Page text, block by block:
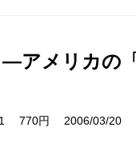
―アメリカの
1 770円 2006/03/20